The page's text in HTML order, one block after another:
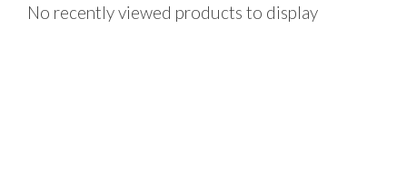
No recently viewed products to display